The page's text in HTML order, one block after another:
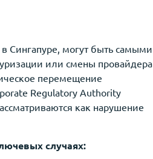
Сингапуре, могут быть самыми
или смены провайдера
перемещение
Regulatory Authority
как нарушение
случаях: